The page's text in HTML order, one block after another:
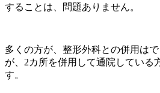
することは、問題ありません。
多くの方が、整形外科との併用は
が、2カ所を併用して通院している
す。